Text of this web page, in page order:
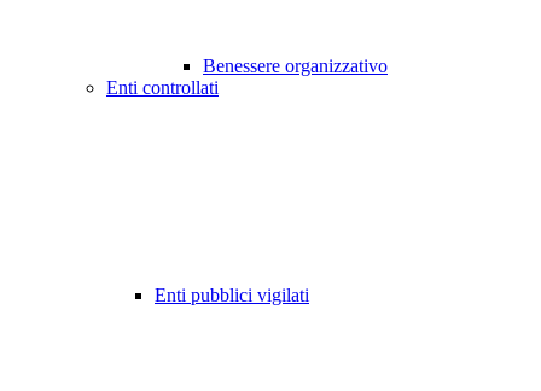
Benessere organizzativo
Enti controllati
Enti pubblici vigilati